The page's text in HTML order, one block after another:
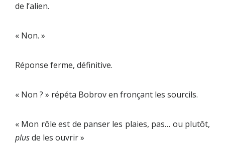
de l’alien.
« Non. »
Réponse ferme, définitive.
« Non ? » répéta Bobrov en fronçant les sourcils.
« Mon rôle est de panser les plaies, pas… ou plutôt,
plusde les ouvrir »